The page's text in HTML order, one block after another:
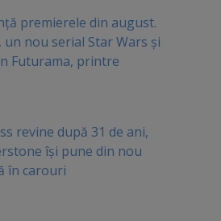
premierele din august.
un nou serial Star Wars și
Futurama, printre
revine după 31 de ani,
își pune din nou
în carouri